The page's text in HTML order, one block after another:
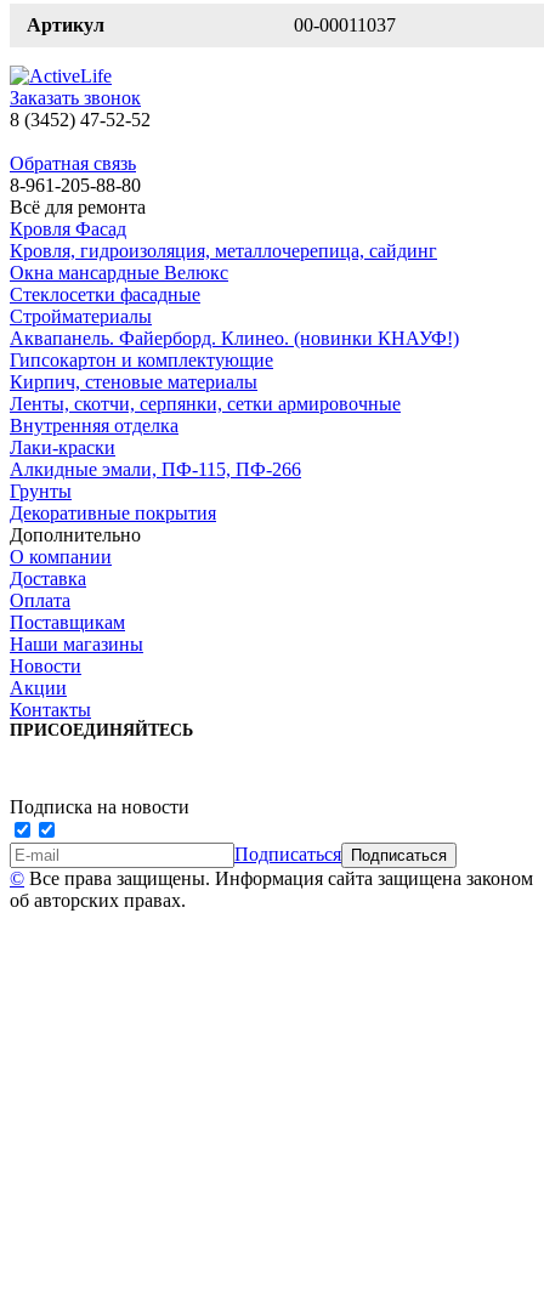
Артикул 00-00011037
Заказать звонок
8 (3452) 47-52-52
Обратная связь
8-961-205-88-80
Всё для ремонта
Кровля Фасад
Кровля, гидроизоляция, металлочерепица, сайдинг
Окна мансардные Велюкс
Стеклосетки фасадные
Стройматериалы
Аквапанель. Файерборд. Клинео. (новинки КНАУФ!)
Гипсокартон и комплектующие
Кирпич, стеновые материалы
Ленты, скотчи, серпянки, сетки армировочные
Внутренняя отделка
Лаки-краски
Алкидные эмали, ПФ-115, ПФ-266
Грунты
Декоративные покрытия
Дополнительно
О компании
Доставка
Оплата
Поставщикам
Наши магазины
Новости
Акции
Контакты
ПРИСОЕДИНЯЙТЕСЬ
Подписка на новости
Подписаться
© Все права защищены. Информация сайта защищена законом
об авторских правах.